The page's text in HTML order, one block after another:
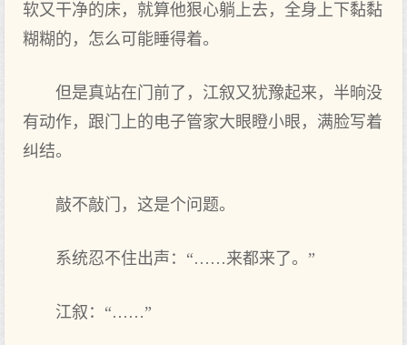
软又干净的床，就算他狠心躺上去，全身上下黏黏
糊糊的，怎么可能睡得着。
但是真站在门前了，江叙又犹豫起来，半晌没
有动作，跟门上的电子管家大眼瞪小眼，满脸写着
纠结。
敲不敲门，这是个问题。
系统忍不住出声：“……来都来了。”
江叙：“……”